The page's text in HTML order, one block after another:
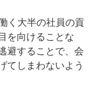
く大半の社員の貢
を向けることな
避することで、会
てしまわないよう